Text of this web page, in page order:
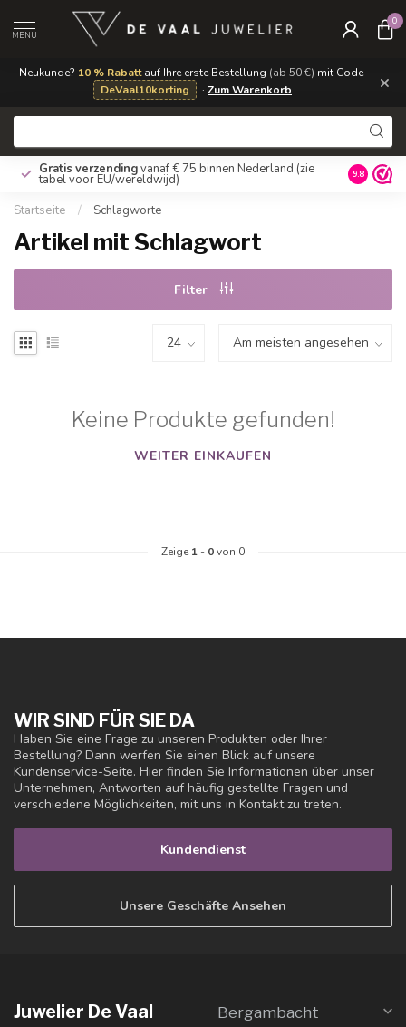
Neukunde? 10 % Rabattauf Ihre erste Bestellung (ab 50 €) mit Code
DeVaal10korting
· Zum Warenkorb ×
MENU
0
Gratis verzendingvanaf € 75 binnen Nederland (zie
tabel voor EU/wereldwijd) 9.8
Startseite / Schlagworte
Artikel mit Schlagwort
Filter
Keine Produkte gefunden!
WEITER EINKAUFEN
Zeige 1 - 0von 0
WIR SIND FÜR SIE DA
Haben Sie eine Frage zu unseren Produkten oder Ihrer
Bestellung? Dann werfen Sie einen Blick auf unsere
Kundenservice-Seite. Hier finden Sie Informationen über unser
Unternehmen, Antworten auf häufig gestellte Fragen und
verschiedene Möglichkeiten, mit uns in Kontakt zu treten.
Kundendienst
Unsere Geschäfte Ansehen
Juwelier De Vaal Bergambacht